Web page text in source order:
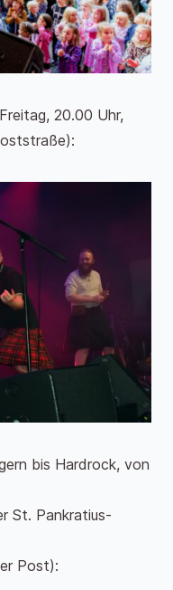
20.00 Uhr,
bis Hardrock, von
St. Pankratius-
Post):